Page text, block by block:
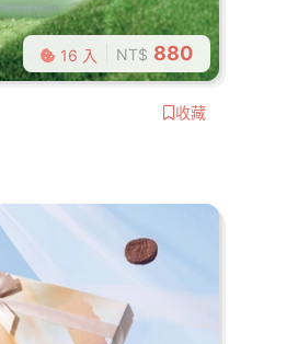
16 入 NT$ 880
收藏